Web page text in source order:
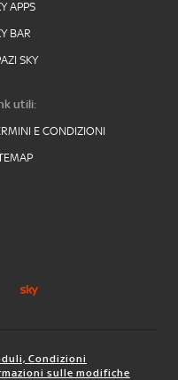
APPS
BAR
SKY
utili:
E CONDIZIONI
Condizioni
sulle modifiche